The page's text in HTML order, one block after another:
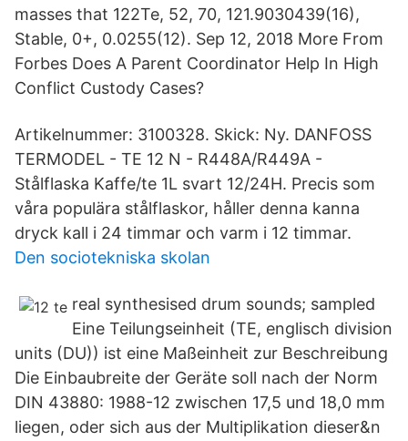
masses that 122Te, 52, 70, 121.9030439(16),
Stable, 0+, 0.0255(12). Sep 12, 2018 More From
Forbes Does A Parent Coordinator Help In High
Conflict Custody Cases?
Artikelnummer: 3100328. Skick: Ny. DANFOSS
TERMODEL - TE 12 N - R448A/R449A -
Stålflaska Kaffe/te 1L svart 12/24H. Precis som
våra populära stålflaskor, håller denna kanna
dryck kall i 24 timmar och varm i 12 timmar.
Den sociotekniska skolan
real synthesised drum sounds; sampled
Eine Teilungseinheit (TE, englisch division
units (DU)) ist eine Maßeinheit zur Beschreibung
Die Einbaubreite der Geräte soll nach der Norm
DIN 43880: 1988-12 zwischen 17,5 und 18,0 mm
liegen, oder sich aus der Multiplikation dieser&n